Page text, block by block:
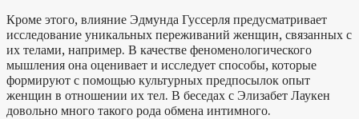
Кроме этого, влияние Эдмунда Гуссерля предусматривает
исследование уникальных переживаний женщин, связанных с
их телами, например. В качестве феноменологического
мышления она оценивает и исследует способы, которые
формируют с помощью культурных предпосылок опыт
женщин в отношении их тел. В беседах с Элизабет Лаукен
довольно много такого рода обмена интимного.